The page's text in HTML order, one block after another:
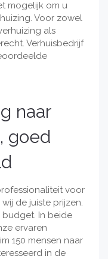
mogelijk om u
Voor zowel
als
Verhuisbedrijf
naar
goed
voor
de juiste prijzen.
In beide
ervaren
150 mensen naar
in de